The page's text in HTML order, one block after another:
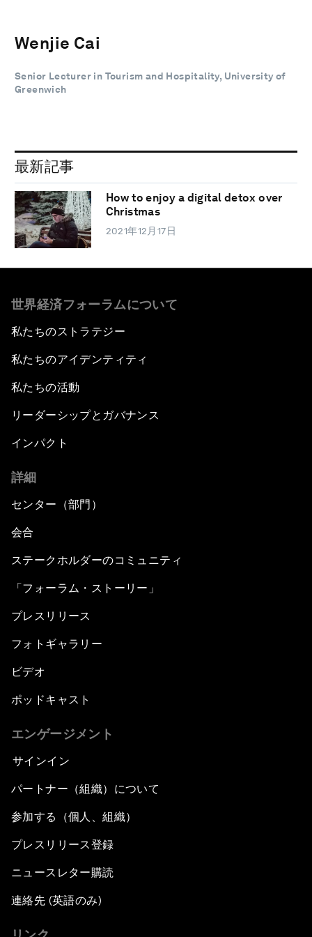
Wenjie Cai
Senior Lecturer in Tourism and Hospitality, University of
Greenwich
最新記事
How to enjoy a digital detox over
Christmas
2021年12月17日
世界経済フォーラムについて
私たちのストラテジー
私たちのアイデンティティ
私たちの活動
リーダーシップとガバナンス
インパクト
詳細
センター（部門）
会合
ステークホルダーのコミュニティ
「フォーラム・ストーリー」
プレスリリース
フォトギャラリー
ビデオ
ポッドキャスト
エンゲージメント
サインイン
パートナー（組織）について
参加する（個人、組織）
プレスリリース登録
ニュースレター購読
連絡先 (英語のみ)